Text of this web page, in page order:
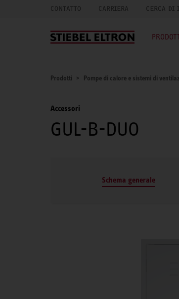
CONTATTO CARRIERA CERCA DI
Prodotti Pompe di calore e sistemi di
Accessori
GUL-B-DUO
Schema generale